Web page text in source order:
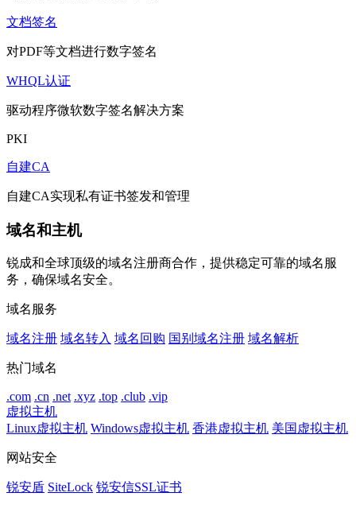
文档签名
对PDF等文档进行数字签名
WHQL认证
驱动程序微软数字签名解决方案
PKI
自建CA
自建CA实现私有证书签发和管理
域名和主机
锐成和全球顶级的域名注册商合作，提供稳定可靠的域名服
务，确保域名安全。
域名服务
域名注册 域名转入 域名回购 国别域名注册 域名解析
热门域名
.com .cn .net .xyz .top .club .vip
虚拟主机
Linux虚拟主机 Windows虚拟主机 香港虚拟主机 美国虚拟主机
网站安全
锐安盾 SiteLock 锐安信SSL证书